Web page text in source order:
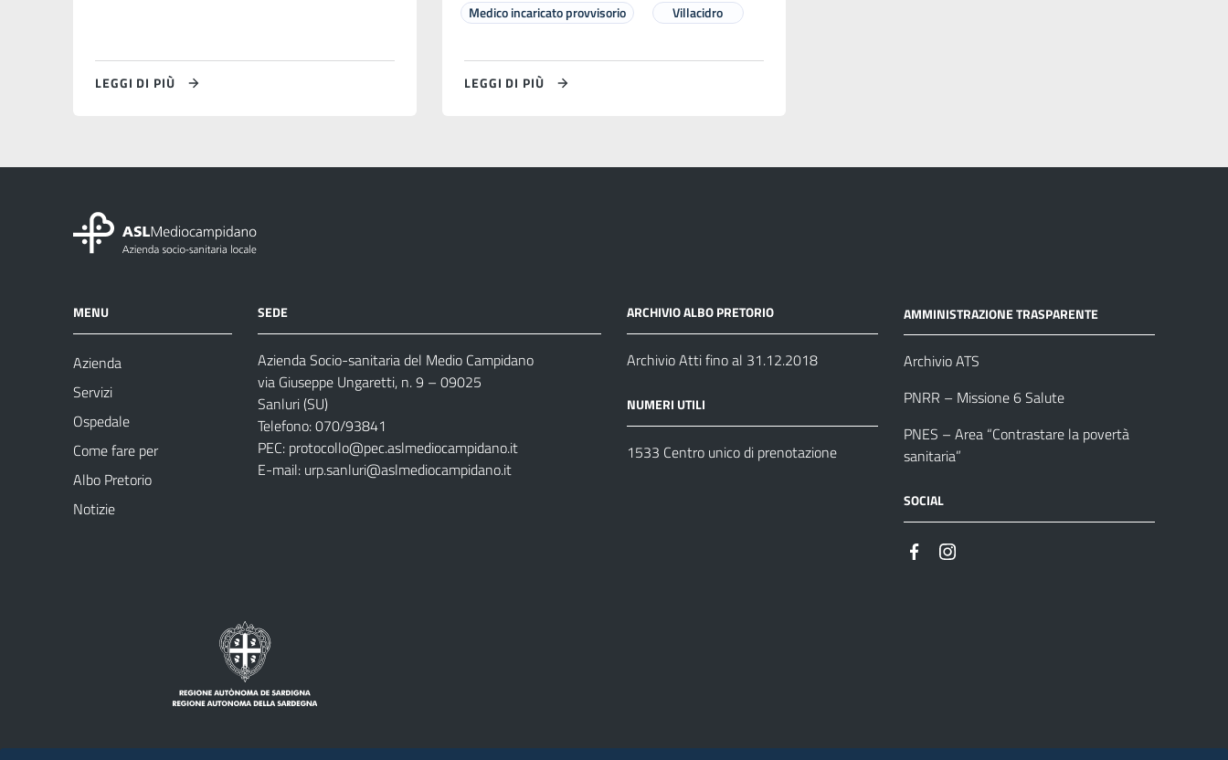
LEGGI DI PIÙ
Medico incaricato provvisorio
Villacidro
LEGGI DI PIÙ
MENU
Azienda
Servizi
Ospedale
Come fare per
Albo Pretorio
Notizie
SEDE
Azienda Socio-sanitaria del Medio Campidano
via Giuseppe Ungaretti, n. 9 – 09025
Sanluri (SU)
Telefono: 070/93841
PEC: protocollo@pec.aslmediocampidano.it
E-mail: urp.sanluri@aslmediocampidano.it
ARCHIVIO ALBO PRETORIO
Archivio Atti fino al 31.12.2018
NUMERI UTILI
1533 Centro unico di prenotazione
AMMINISTRAZIONE TRASPARENTE
Archivio ATS
PNRR – Missione 6 Salute
PNES – Area “Contrastare la povertà
sanitaria”
SOCIAL